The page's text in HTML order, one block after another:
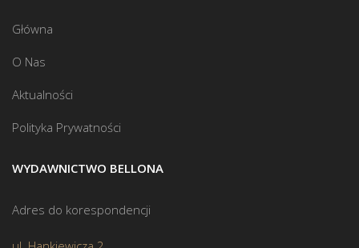
Główna
O Nas
Aktualności
Polityka Prywatności
WYDAWNICTWO BELLONA
Adres do korespondencji